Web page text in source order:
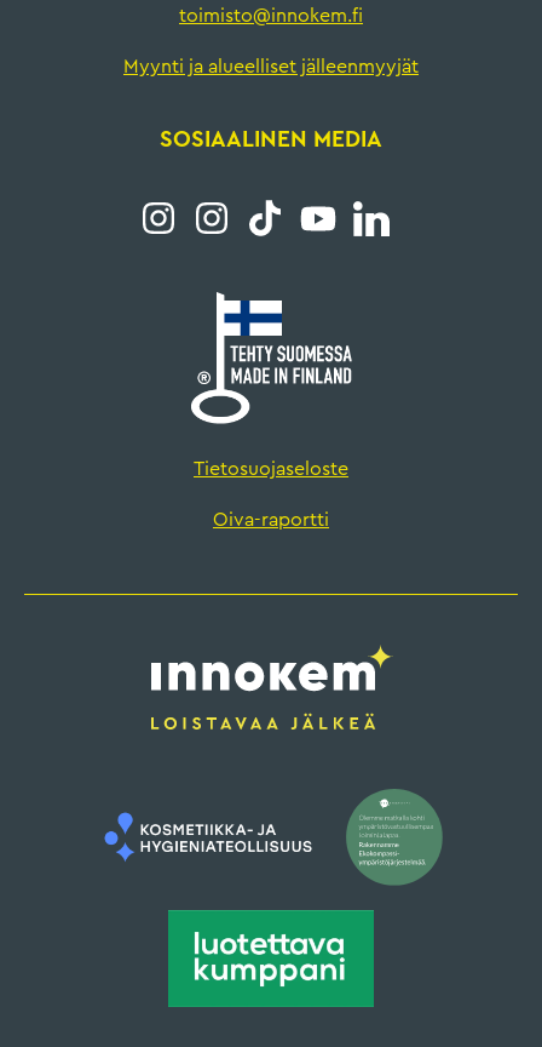
toimisto@innokem.fi
Myynti ja alueelliset jälleenmyyjät
SOSIAALINEN MEDIA
Tietosuojaseloste
Oiva-raportti